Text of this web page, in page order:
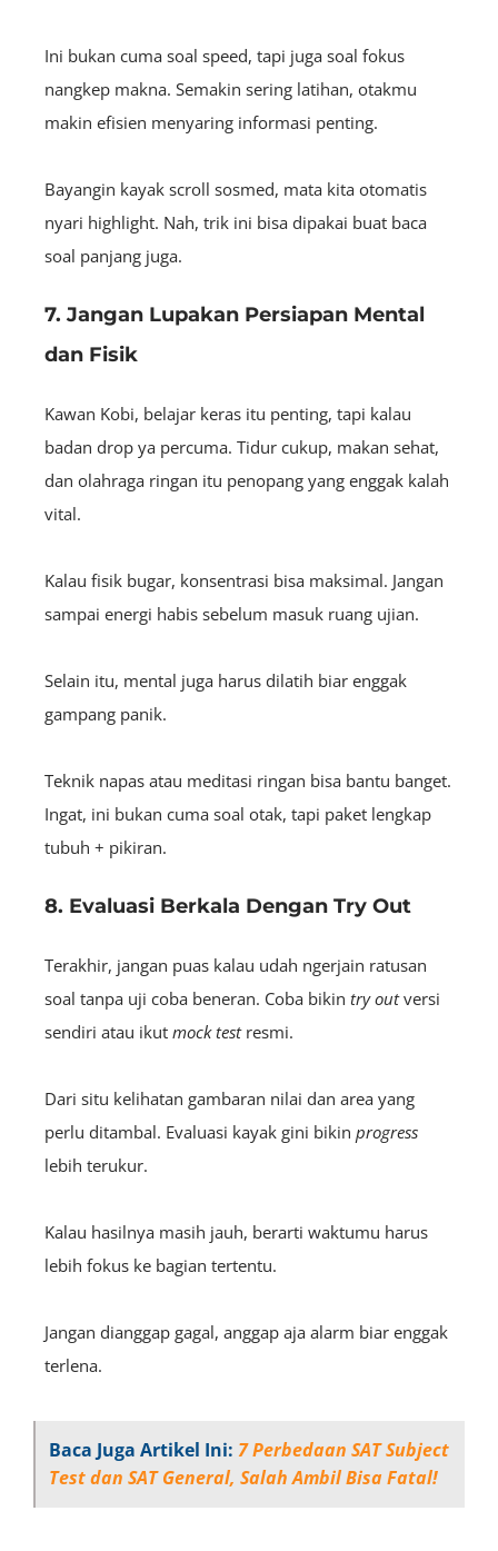
Ini bukan cuma soal speed, tapi juga soal fokus
nangkep makna. Semakin sering latihan, otakmu
makin efisien menyaring informasi penting.
Bayangin kayak scroll sosmed, mata kita otomatis
nyari highlight. Nah, trik ini bisa dipakai buat baca
soal panjang juga.
7. Jangan Lupakan Persiapan Mental
dan Fisik
Kawan Kobi, belajar keras itu penting, tapi kalau
badan drop ya percuma. Tidur cukup, makan sehat,
dan olahraga ringan itu penopang yang enggak kalah
vital.
Kalau fisik bugar, konsentrasi bisa maksimal. Jangan
sampai energi habis sebelum masuk ruang ujian.
Selain itu, mental juga harus dilatih biar enggak
gampang panik.
Teknik napas atau meditasi ringan bisa bantu banget.
Ingat, ini bukan cuma soal otak, tapi paket lengkap
tubuh + pikiran.
8. Evaluasi Berkala Dengan Try Out
Terakhir, jangan puas kalau udah ngerjain ratusan
soal tanpa uji coba beneran. Coba bikin try outversi
sendiri atau ikut mock testresmi.
Dari situ kelihatan gambaran nilai dan area yang
perlu ditambal. Evaluasi kayak gini bikin progress
lebih terukur.
Kalau hasilnya masih jauh, berarti waktumu harus
lebih fokus ke bagian tertentu.
Jangan dianggap gagal, anggap aja alarm biar enggak
terlena.
Baca Juga Artikel Ini: 7 Perbedaan SAT Subject
Test dan SAT General, Salah Ambil Bisa Fatal!